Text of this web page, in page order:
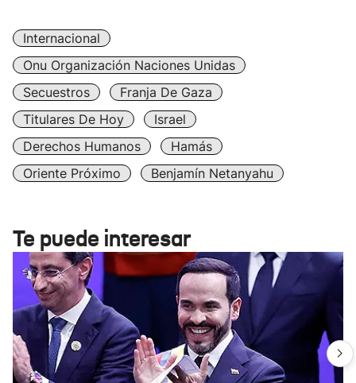
Internacional
Onu Organización Naciones Unidas
Secuestros
Franja De Gaza
Titulares De Hoy
Israel
Derechos Humanos
Hamás
Oriente Próximo
Benjamín Netanyahu
Te puede interesar